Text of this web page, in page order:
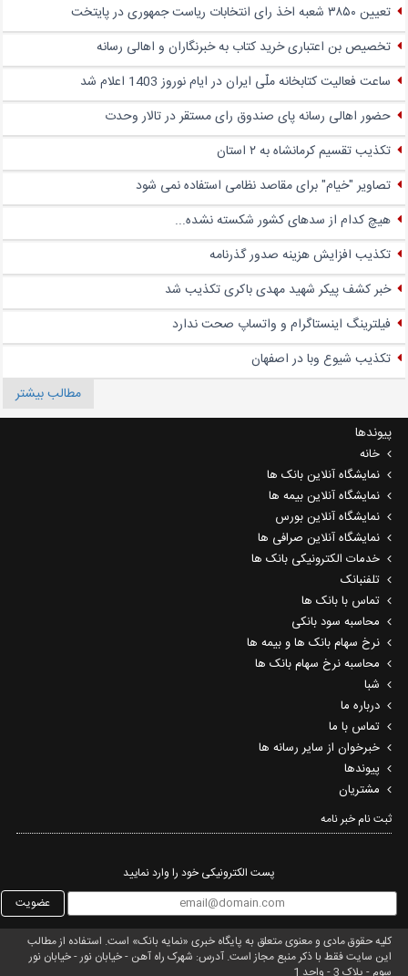
تعیین ۳۸۵۰ شعبه اخذ رای انتخابات ریاست جمهوری در پایتخت
تخصیص بن اعتباری خرید کتاب به خبرنگاران و اهالی رسانه
ساعت فعالیت کتابخانه ملّی ایران در ایام نوروز 1403 اعلام شد
حضور اهالی رسانه پای صندوق‌ رای مستقر در تالار وحدت
تکذیب تقسیم کرمانشاه به ۲ استان
تصاویر "خیام" برای مقاصد نظامی استفاده نمی شود
هیچ کدام از سدهای کشور شکسته نشده...
تکذیب افزایش هزینه صدور گذرنامه
خبر کشف پیکر شهید مهدی باکری تکذیب شد
فیلترینگ اینستاگرام و واتساپ صحت ندارد
تکذیب شیوع وبا در اصفهان
مطالب بیشتر
پیوندها
خانه
نمایشگاه آنلاین بانک ها
نمایشگاه آنلاین بیمه ها
نمایشگاه آنلاین بورس
نمایشگاه آنلاین صرافی ها
خدمات الکترونیکی بانک ها
تلفنبانک
تماس با بانک ها
محاسبه سود بانکی
نرخ سهام بانک ها و بیمه ها
محاسبه نرخ سهام بانک ها
شبا
درباره ما
تماس با ما
خبرخوان از سایر رسانه ها
پیوندها
مشتریان
ثبت نام خبر نامه‌
پست الکترونیکی خود را وارد نمایید
عضویت
کلیه حقوق مادی و معنوی متعلق به پایگاه خبری «نمایه بانک» است. استفاده از مطالب
این سایت فقط با ذکر منبع مجاز است. آدرس: شهرک راه آهن - خیابان نور - خیابان نور
سوم - پلاک 3 - واحد 1